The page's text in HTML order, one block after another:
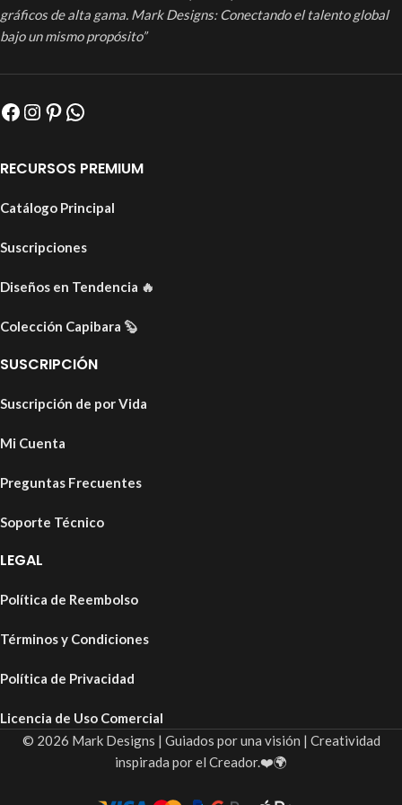
gráficos de alta gama. Mark Designs: Conectando el talento global
bajo un mismo propósito”
RECURSOS PREMIUM
Catálogo Principal
Suscripciones
Diseños en Tendencia 🔥
Colección Capibara 🦫
SUSCRIPCIÓN
Suscripción de por Vida
Mi Cuenta
Preguntas Frecuentes
Soporte Técnico
LEGAL
Política de Reembolso
Términos y Condiciones
Política de Privacidad
Licencia de Uso Comercial
© 2026 Mark Designs | Guiados por una visión | Creatividad
inspirada por el Creador.❤️🌍